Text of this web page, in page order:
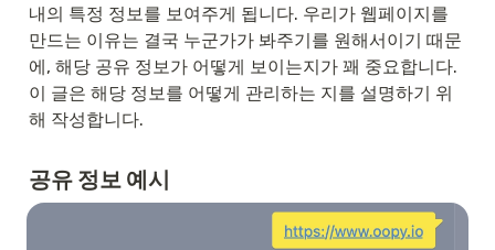
내의 특정 정보를 보여주게 됩니다. 우리가 웹페이지를
만드는 이유는 결국 누군가가 봐주기를 원해서이기 때문
에, 해당 공유 정보가 어떻게 보이는지가 꽤 중요합니다.
이 글은 해당 정보를 어떻게 관리하는 지를 설명하기 위
해 작성합니다.
공유 정보 예시